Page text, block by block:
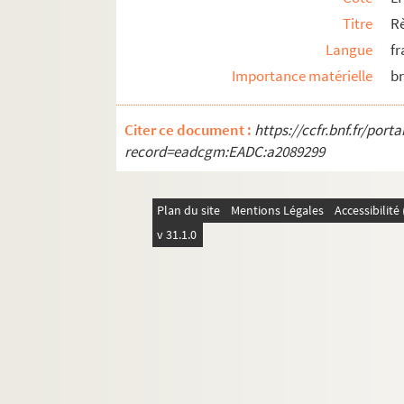
Titre
Langue
Importance matérielle
Citer ce document : https://ccfr.bnf.fr/
record=eadcgm:EADC:a2089299
Plan du site Mentions Légales
v 31.1.0